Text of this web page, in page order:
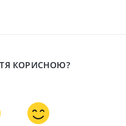
КОРИСНОЮ?